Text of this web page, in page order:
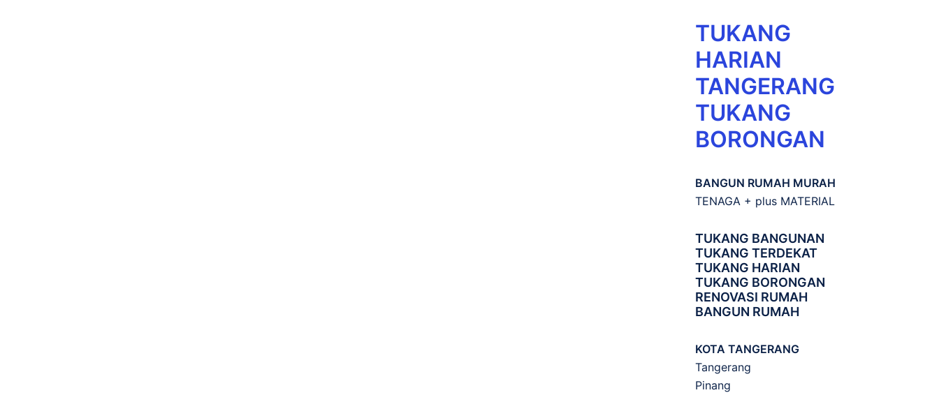
TUKANG
HARIAN
TANGERANG
TUKANG
BORONGAN
BANGUN RUMAH MURAH
TENAGA + plus MATERIAL
TUKANG BANGUNAN
TUKANG TERDEKAT
TUKANG HARIAN
TUKANG BORONGAN
RENOVASI RUMAH
BANGUN RUMAH
KOTA TANGERANG
Tangerang
Pinang